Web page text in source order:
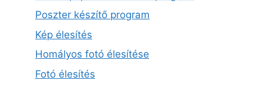
Poszter készítő program
Kép élesítés
Homályos fotó élesítése
Fotó élesítés